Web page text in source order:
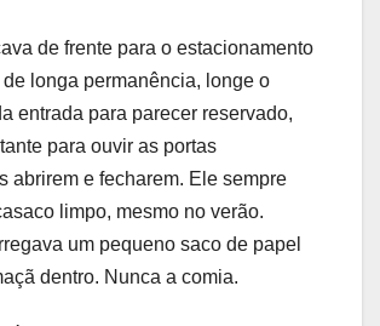
de frente para o estacionamento
longa permanência, longe o
entrada para parecer reservado,
para ouvir as portas
abrirem e fecharem. Ele sempre
limpo, mesmo no verão.
um pequeno saco de papel
dentro. Nunca a comia.